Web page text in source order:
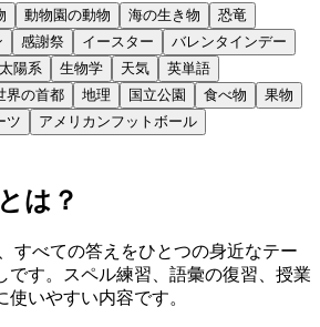
動物園の動物 海の生き物
恐竜
感謝祭 イースター
バレンタインデー
太陽系 生物学 天気
英単語
界の首都 地理 国立公園 食べ物
果物
ツ
アメリカンフットボール
は？
すべての答えをひとつの身近なテー
です。スペル練習、語彙の復習、授業
いやすい内容です。